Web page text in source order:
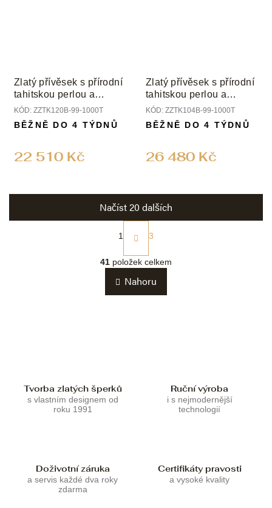
Zlatý přívěsek s přírodní
tahitskou perlou a
diamanty
KÓD: ZZTK120B-99-1000T
22 510 Kč
BĚŽNĚ DO 4 TÝDNŮ
Zlatý přívěsek s přírodní
tahitskou perlou a
diamanty
KÓD: ZZTK104B-99-1000T
26 480 Kč
BĚŽNĚ DO 4 TÝDNŮ
v
l
á
d
Načíst 20 dalších
S
t
á
n
k
1 3
41 položek celkem
Nahoru
Tvorba zlatých šperků
s vlastním designem od
roku 1991
Ruční výroba
i s nejmodernější
technologií
Doživotní záruka
a servis každé dva roky
zdarma
Certifikáty pravosti
a vysoké kvality